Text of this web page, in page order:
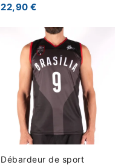
22,90 €
Débardeur de sport